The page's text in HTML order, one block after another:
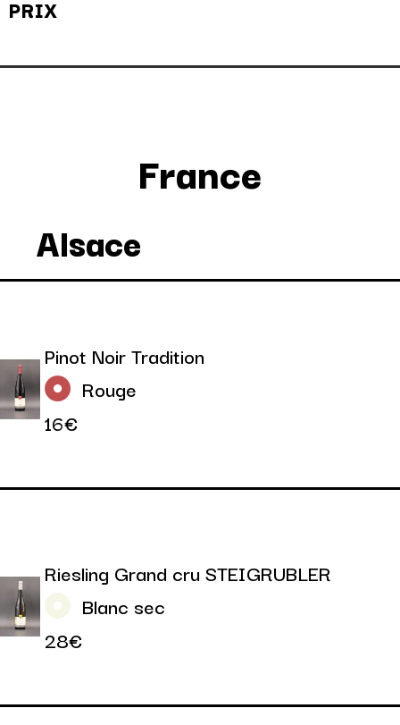
PRIX
France
Alsace
Pinot Noir Tradition
Rouge
16€
Riesling Grand cru STEIGRUBLER
Blanc sec
28€